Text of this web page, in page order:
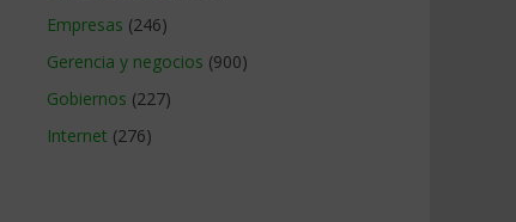
Empresas (246)
Gerencia y negocios (900)
Gobiernos (227)
Internet (276)